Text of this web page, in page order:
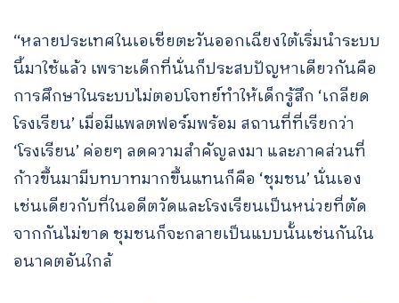
“หลายประเทศในเอเชียตะวันออกเฉียงใต้เริ่มนำระบบ
นี้มาใช้แล้ว เพราะเด็กที่นั่นก็ประสบปัญหาเดียวกันคือ
การศึกษาในระบบไม่ตอบโจทย์ทำให้เด็กรู้สึก ‘เกลียด
โรงเรียน’ เมื่อมีแพลตฟอร์มพร้อม สถานที่ที่เรียกว่า
‘โรงเรียน’ ค่อยๆ ลดความสำคัญลงมา และภาคส่วนที่
ก้าวขึ้นมามีบทบาทมากขึ้นแทนก็คือ ‘ชุมชน’ นั่นเอง
เช่นเดียวกับที่ในอดีตวัดและโรงเรียนเป็นหน่วยที่ตัด
จากกันไม่ขาด ชุมชนก็จะกลายเป็นแบบนั้นเช่นกันใน
อนาคตอันใกล้